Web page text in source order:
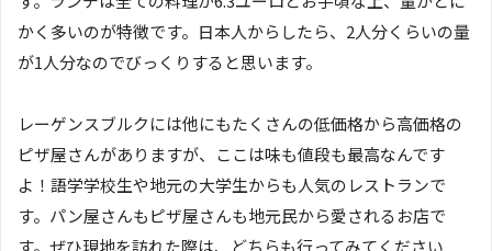
かく多いのが特徴です。日本人からしたら、2人分くらいの量
が1人分なのでびっくりすると思います。
レーゲンスブルクには他にもたくさんの低価格から高価格の
ピザ屋さんがありますが、ここは味も値段も最高なんです
よ！語学学校生や地元の大学生からも人気のレストランで
す。パン屋さんもピザ屋さんも地元民から愛されるお店で
す。ぜひ現地を訪れた際は、どちらも行ってみてください